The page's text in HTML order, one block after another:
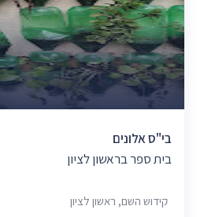
בי"ס אלונים
בית ספר בראשון לציון
קידוש השם, ראשון לציון